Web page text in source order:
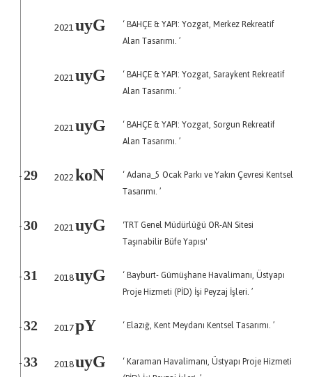
2021uyG
‘ BAHÇE & YAPI: Yozgat, Merkez Rekreatif
Alan Tasarımı. ’
2021uyG
‘ BAHÇE & YAPI: Yozgat, Saraykent Rekreatif
Alan Tasarımı. ’
2021uyG
‘ BAHÇE & YAPI: Yozgat, Sorgun Rekreatif
Alan Tasarımı. ’
-29 2022koN
‘ Adana_5 Ocak Parkı ve Yakın Çevresi Kentsel
Tasarımı. ’
-30 2021uyG
'TRT Genel Müdürlüğü OR-AN Sitesi
Taşınabilir Büfe Yapısı'
-31 2018uyG
‘ Bayburt- Gümüşhane Havalimanı, Üstyapı
Proje Hizmeti (PİD) İşi Peyzaj İşleri. ’
-32 2017pY ‘ Elazığ, Kent Meydanı Kentsel Tasarımı. ’
-33 2018uyG
‘ Karaman Havalimanı, Üstyapı Proje Hizmeti